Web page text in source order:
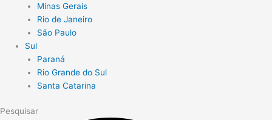
Minas Gerais
Rio de Janeiro
São Paulo
Sul
Paraná
Rio Grande do Sul
Santa Catarina
Pesquisar